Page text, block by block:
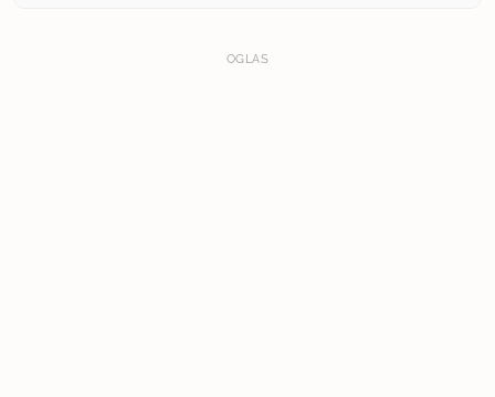
OGLAS